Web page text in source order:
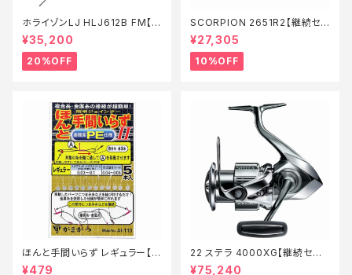
ホライゾンLJ HLJ612B FM【特
価ロッド】【20】
¥35,200
20%OFF
SCORPION 2651R2【継続セ
ール_ロッド】【10】
¥27,305
10%OFF
ほんと手間いらず レギュラー【特
価仕掛】【20】
¥479
22 ステラ 4000XG【継続セー
ル_リール】【10】
¥75,240